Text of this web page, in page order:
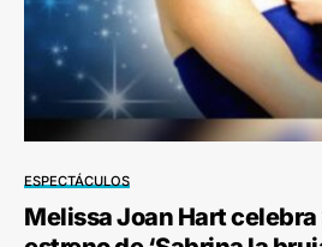
ESPECTÁCULOS
Melissa Joan Hart celebra